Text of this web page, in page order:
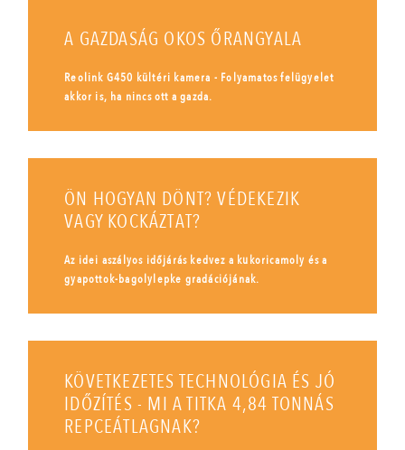
A GAZDASÁG OKOS ŐRANGYALA
Reolink G450 kültéri kamera - Folyamatos felügyelet
akkor is, ha nincs ott a gazda.
ÖN HOGYAN DÖNT? VÉDEKEZIK
VAGY KOCKÁZTAT?
Az idei aszályos időjárás kedvez a kukoricamoly és a
gyapottok-bagolylepke gradációjának.
KÖVETKEZETES TECHNOLÓGIA ÉS JÓ
IDŐZÍTÉS - MI A TITKA 4,84 TONNÁS
REPCEÁTLAGNAK?